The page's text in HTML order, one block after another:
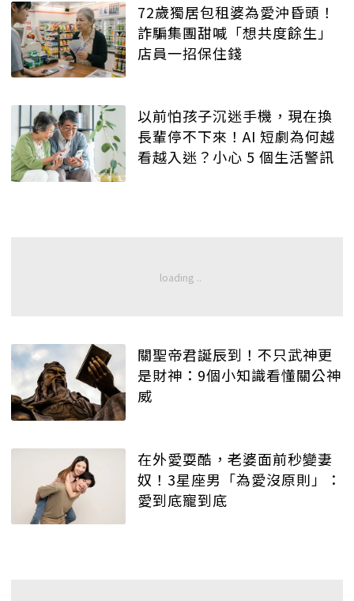
72歲獨居包租婆為愛沖昏頭！
詐騙集團甜喊「想共度餘生」
店員一招保住錢
以前怕孩子沉迷手機，現在換
長輩停不下來！AI 短劇為何越
看越入迷？小心 5 個生活警訊
關聖帝君誕辰到！不只武神更
是財神：9個小知識看懂關公神
威
在外愛耍酷，老婆面前秒變妻
奴！3星座男「為愛沒原則」：
愛到底寵到底